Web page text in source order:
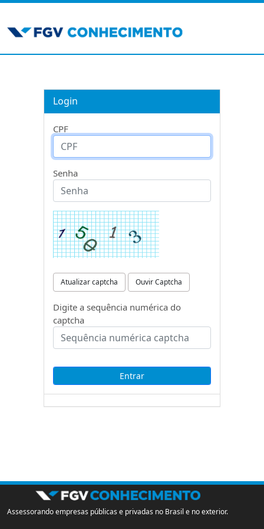
Login
CPF
Senha
Atualizar captcha Ouvir Captcha
Digite a sequência numérica do
captcha
Assessorando empresas públicas e privadas no Brasil e no exterior.